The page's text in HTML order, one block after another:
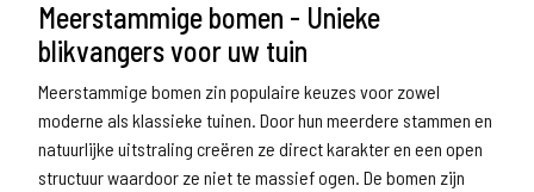
Meerstammige bomen - Unieke
blikvangers voor uw tuin
Meerstammige bomen zin populaire keuzes voor zowel
moderne als klassieke tuinen. Door hun meerdere stammen en
natuurlijke uitstraling creëren ze direct karakter en een open
structuur waardoor ze niet te massief ogen. De bomen zijn